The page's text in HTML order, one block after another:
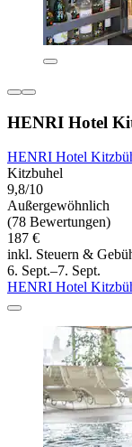
HENRI Hotel
HENRI Hotel
Kitzbuhel
9,8/10
Außergewöhnlich
(78 Bewertungen)
187 €
inkl. Steuern &
6. Sept.–7. Sept.
HENRI Hotel